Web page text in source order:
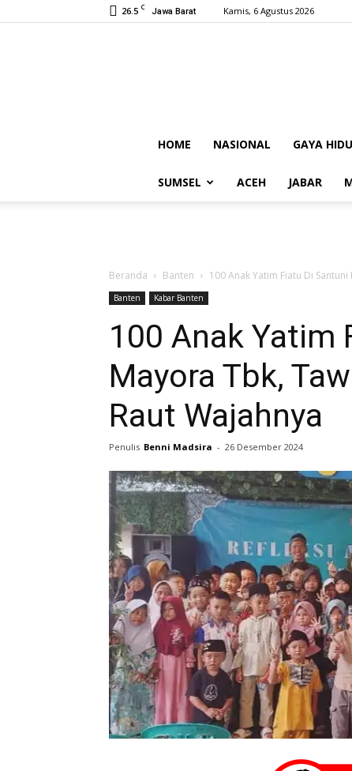
26.5 C Jawa Barat Kamis, 6 Agustus 2026
HOME NASIONAL GAYA
SUMSEL ACEH JABAR
Beranda Banten 100 Anak Yatim Fiatu Di
Banten Kabar Banten
100 Anak Yatim
Mayora Tbk,
Raut Wajahnya
Penulis Benni Madsira - 26 Desember 2024